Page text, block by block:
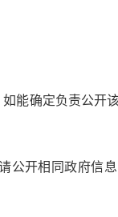
能确定负责公开
公开相同政府信